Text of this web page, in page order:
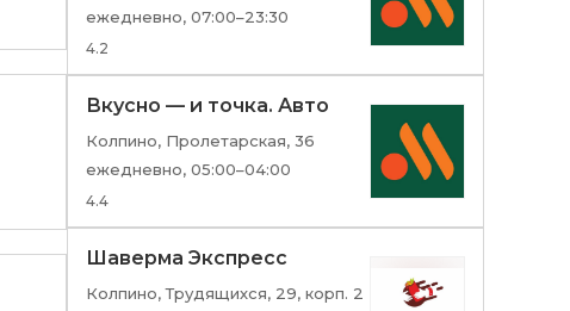
ежедневно, 07:00–23:30
4.2
Вкусно — и точка. Авто
Колпино, Пролетарская, 36
ежедневно, 05:00–04:00
4.4
Шаверма Экспресс
Колпино, Трудящихся, 29, корп. 2